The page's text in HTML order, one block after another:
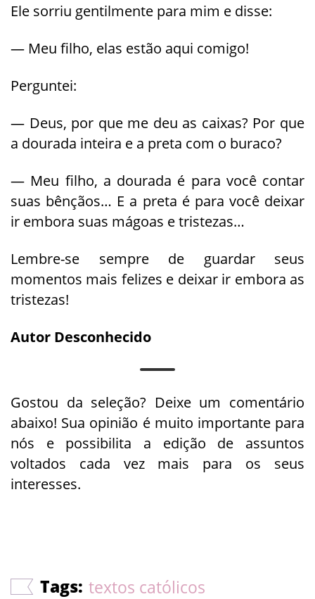
Ele sorriu gentilmente para mim e disse:
— Meu filho, elas estão aqui comigo!
Perguntei:
— Deus, por que me deu as caixas? Por que
a dourada inteira e a preta com o buraco?
— Meu filho, a dourada é para você contar
suas bênçãos… E a preta é para você deixar
ir embora suas mágoas e tristezas…
Lembre-se sempre de guardar seus
momentos mais felizes e deixar ir embora as
tristezas!
Autor Desconhecido
Gostou da seleção? Deixe um comentário
abaixo! Sua opinião é muito importante para
nós e possibilita a edição de assuntos
voltados cada vez mais para os seus
interesses.
Tags: textos católicos